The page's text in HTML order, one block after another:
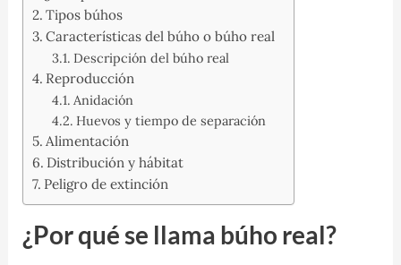
Tipos búhos
Características del búho o búho real
Descripción del búho real
Reproducción
Anidación
Huevos y tiempo de separación
Alimentación
Distribución y hábitat
Peligro de extinción
¿Por qué se llama búho real?